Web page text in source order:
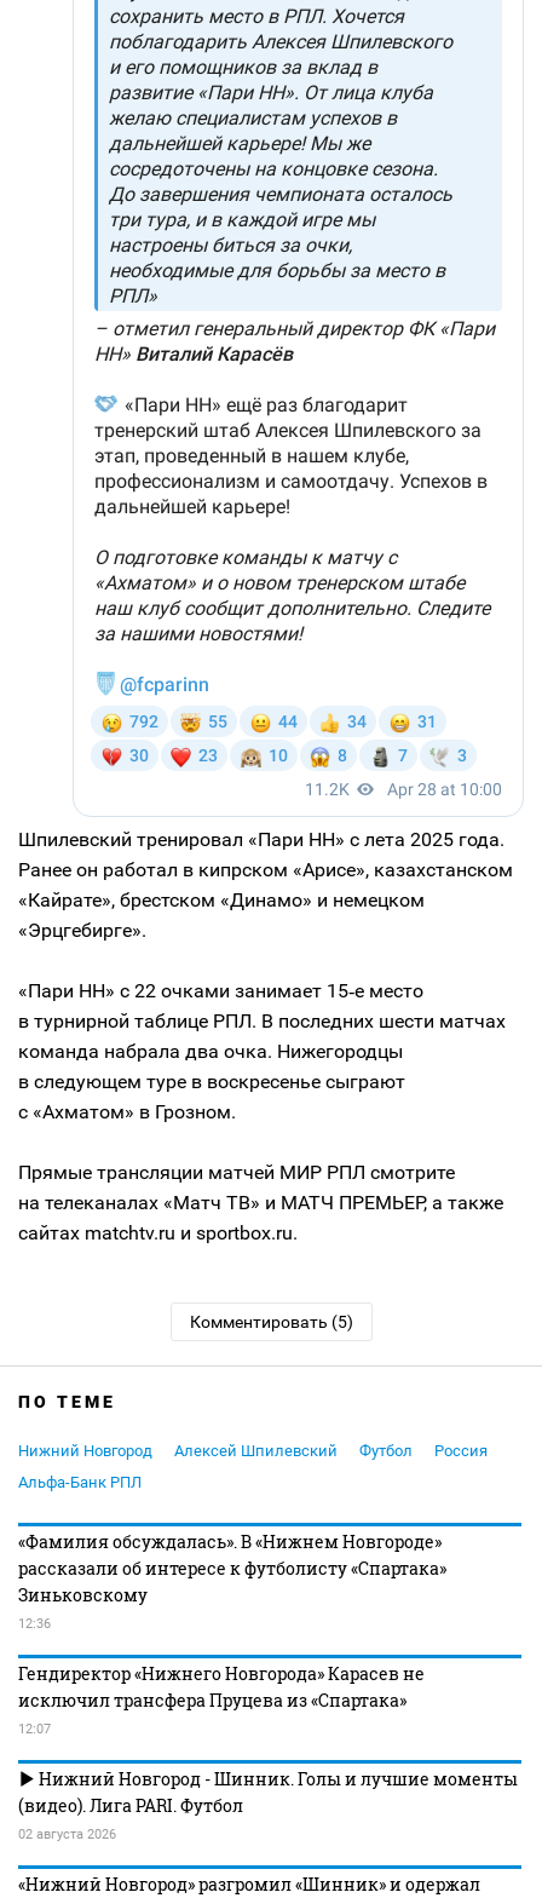
Шпилевский тренировал «Пари НН» с лета 2025 года.
Ранее он работал в кипрском «Арисе», казахстанском
«Кайрате», брестском «Динамо» и немецком
«Эрцгебирге».
«Пари НН» с 22 очками занимает 15‑е место
в турнирной таблице РПЛ. В последних шести матчах
команда набрала два очка. Нижегородцы
в следующем туре в воскресенье сыграют
с «Ахматом» в Грозном.
Прямые трансляции матчей МИР РПЛ смотрите
на телеканалах «Матч ТВ» и МАТЧ ПРЕМЬЕР, а также
сайтах matchtv.ru и sportbox.ru.
Комментировать (5)
ПО ТЕМЕ
Нижний Новгород Алексей Шпилевский Футбол
Россия
Альфа-Банк РПЛ
«Фамилия обсуждалась». В «Нижнем Новгороде»
рассказали об интересе к футболисту «Спартака»
Зиньковскому
12:36
Гендиректор «Нижнего Новгорода» Карасев не
исключил трансфера Пруцева из «Спартака»
12:07
Нижний Новгород - Шинник. Голы и лучшие моменты
(видео). Лига PARI. Футбол
02 августа 2026
«Нижний Новгород» разгромил «Шинник» и одержал